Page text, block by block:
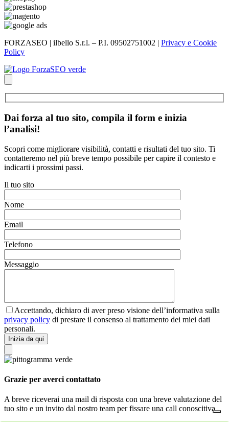
FORZASEO | ilbello S.r.l. – P.I. 09502751002 | Privacy e Cookie
Policy
Dai forza al tuo sito, compila il form e inizia
l’analisi!
Scopri come migliorare visibilità, contatti e risultati del tuo sito. Ti
contatteremo nel più breve tempo possibile per capire il contesto e
indicarti i prossimi passi.
Il tuo sito
Nome
Email
Telefono
Messaggio
Accettando, dichiaro di aver preso visione dell’informativa sulla
privacy policy di prestare il consenso al trattamento dei miei dati
personali.
Inizia da qui
Grazie per averci contattato
A breve riceverai una mail di risposta con una breve valutazione del
tuo sito e un invito dal nostro team per fissare una call conoscitiva